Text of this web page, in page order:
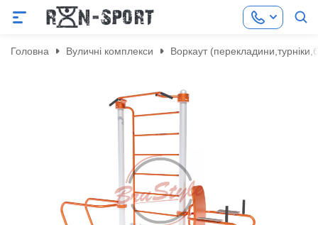
Головна Вуличні комплекси Воркаут